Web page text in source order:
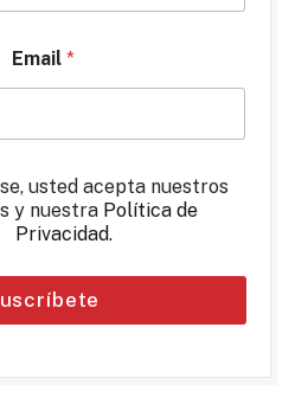
Email *
usted acepta nuestros
y nuestra Política de
Privacidad.